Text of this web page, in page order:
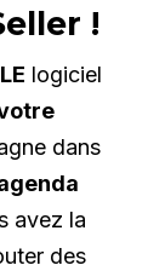
!
LE logiciel
dans
avez la
des